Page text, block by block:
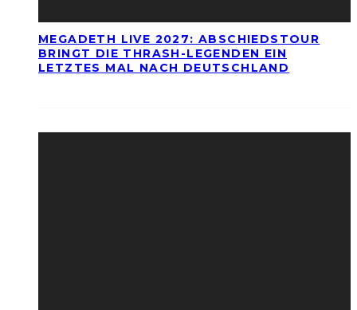
MEGADETH LIVE 2027: ABSCHIEDSTOUR
BRINGT DIE THRASH-LEGENDEN EIN
LETZTES MAL NACH DEUTSCHLAND